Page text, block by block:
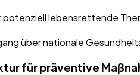
potenziell lebensrettende
über nationale
für präventive